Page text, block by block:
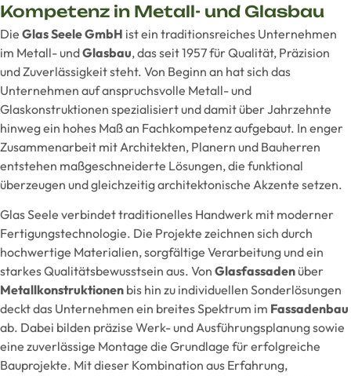
Kompetenz in Metall- und Glasbau
Die Glas Seele GmbH ist ein traditionsreiches Unternehmen
im Metall- undGlasbau, das seit 1957 für Qualität, Präzision
und Zuverlässigkeit steht. Von Beginn an hat sich das
Unternehmen auf anspruchsvolle Metall- und
Glaskonstruktionen spezialisiert und damit über Jahrzehnte
hinweg ein hohes Maß an Fachkompetenz aufgebaut. In enger
Zusammenarbeit mit Architekten, Planern und Bauherren
entstehen maßgeschneiderte Lösungen, die funktional
überzeugen und gleichzeitig architektonische Akzente setzen.
Glas Seele verbindet traditionelles Handwerk mit moderner
Fertigungstechnologie. Die Projekte zeichnen sich durch
hochwertige Materialien, sorgfältige Verarbeitung und ein
starkes Qualitätsbewusstsein aus. Von Glasfassadenüber
Metallkonstruktionen bis hin zu individuellen Sonderlösungen
deckt das Unternehmen ein breites Spektrum im Fassadenbau
ab. Dabei bilden präzise Werk- und Ausführungsplanung sowie
eine zuverlässige Montage die Grundlage für erfolgreiche
Bauprojekte. Mit dieser Kombination aus Erfahrung,